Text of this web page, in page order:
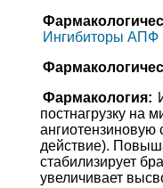
Ингибиторы АПФ
Фармакология:
постнагрузку на
ангиотензиновую
действие).
стабилизирует
увеличивает